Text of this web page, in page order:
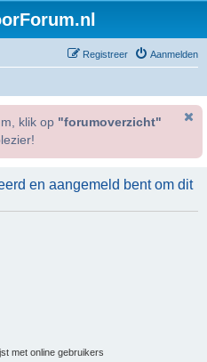
Aanmelden
Registreer
klik op "forumoverzicht"
en aangemeld bent om dit
met online gebruikers